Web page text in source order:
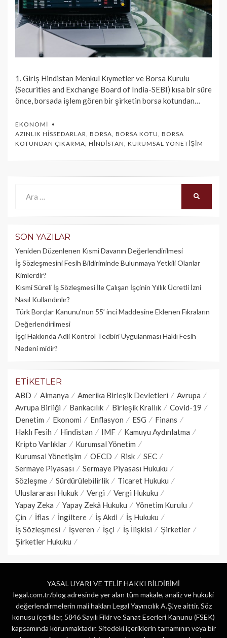
1. Giriş Hindistan Menkul Kıymetler ve Borsa Kurulu
(Securities and Exchange Board of India-SEBI) kısa bir süre
önce, borsada işlem gören bir şirketin borsa kotundan…
EKONOMI
AZINLIK HISSEDARLAR BORSA BORSA KOTU BORSA
KOTUNDAN ÇIKARMA HINDISTAN KURUMSAL YÖNETIŞIM
SON YAZILAR
Yeniden Düzenlenen Kısmi Davanın Değerlendirilmesi
İş Sözleşmesini Fesih Bildiriminde Bulunmaya Yetkili Olanlar
Kimlerdir?
Kısmi Süreli İş Sözleşmesi İle Çalışan İşçinin Yıllık Üc­retli İzni
Nasıl Kullandırılır?
Türk Borçlar Kanunu’nun 55’ inci Maddesine Eklenen Fıkraların
Değerlendirilmesi
İşçi Hakkında Adli Kontrol Tedbiri Uygulanması Haklı Fesih
Nedeni midir?
ETIKETLER
ABD Almanya Amerika Birleşik Devletleri
Avrupa
Avrupa Birliği
Bankacılık Birleşik Krallık
Covid-19
Denetim
Ekonomi Enflasyon ESG
Finans
Haklı Fesih
Hindistan IMF
Kamuyu Aydınlatma
Kripto Varlıklar
Kurumsal Yönetim
Kurumsal Yönetişim
OECD Risk
SEC
Sermaye Piyasası
Sermaye Piyasası Hukuku
Sözleşme
Sürdürülebilirlik
Ticaret Hukuku
Uluslararası Hukuk
Vergi
Vergi Hukuku
Yapay Zeka
Yapay Zekâ Hukuku
Yönetim Kurulu
Çin
İflas İngiltere İş Akdi
İş Hukuku
İş Sözleşmesi
İşveren İşçi İş İlişkisi
Şirketler
Şirketler Hukuku
YASAL UYARI VE TELİF HAKKI BİLDİRİMİ
legal.com.tr/blog adresinde yer alan tüm makale, analiz ve hukuki
değerlendirmelerin mali hakları Legal Yayıncılık A.Ş.’ye aittir. Söz
konusu içerikler, 5846 Sayılı Fikir ve Sanat Eserleri Kanunu (FSEK)
kapsamında korunmaktadır. Sitedeki içeriklerin tamamının veya bir